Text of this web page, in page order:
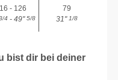
- 126
4 - 49"5/8
79
31"1/8
bist dir bei deiner